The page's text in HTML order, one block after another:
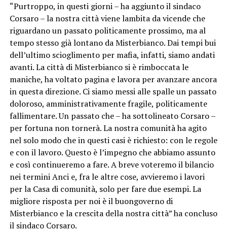
“Purtroppo, in questi giorni – ha aggiunto il sindaco
Corsaro – la nostra città viene lambita da vicende che
riguardano un passato politicamente prossimo, ma al
tempo stesso già lontano da Misterbianco. Dai tempi bui
dell’ultimo scioglimento per mafia, infatti, siamo andati
avanti. La città di Misterbianco si è rimboccata le
maniche, ha voltato pagina e lavora per avanzare ancora
in questa direzione. Ci siamo messi alle spalle un passato
doloroso, amministrativamente fragile, politicamente
fallimentare. Un passato che – ha sottolineato Corsaro –
per fortuna non tornerà. La nostra comunità ha agito
nel solo modo che in questi casi è richiesto: con le regole
e con il lavoro. Questo è l’impegno che abbiamo assunto
e così continueremo a fare. A breve voteremo il bilancio
nei termini Anci e, fra le altre cose, avvieremo i lavori
per la Casa di comunità, solo per fare due esempi. La
migliore risposta per noi è il buongoverno di
Misterbianco e la crescita della nostra città” ha concluso
il sindaco Corsaro.